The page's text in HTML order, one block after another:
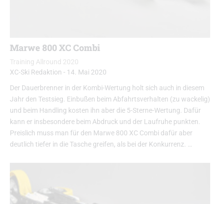
Marwe 800 XC Combi
Training Allround 2020
XC-Ski Redaktion - 14. Mai 2020
Der Dauerbrenner in der Kombi-Wertung holt sich auch in diesem
Jahr den Testsieg. Einbußen beim Abfahrtsverhalten (zu wackelig)
und beim Handling kosten ihn aber die 5-Sterne-Wertung. Dafür
kann er insbesondere beim Abdruck und der Laufruhe punkten.
Preislich muss man für den Marwe 800 XC Combi dafür aber
deutlich tiefer in die Tasche greifen, als bei der Konkurrenz. …